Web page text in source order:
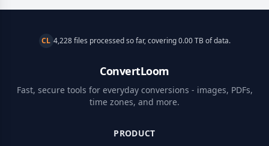
CL 4,228 files processed so far, covering 0.00 TB of data.
ConvertLoom
Fast, secure tools for everyday conversions - images, PDFs,
time zones, and more.
PRODUCT